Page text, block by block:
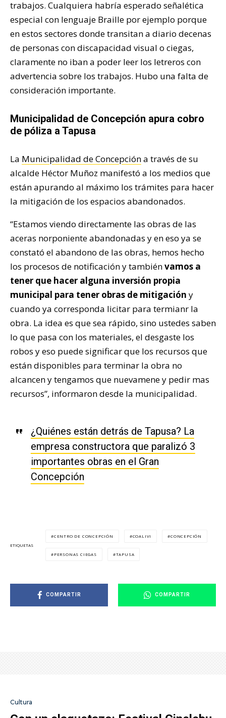
trabajos. Cualquiera habría esperado señalética
especial con lenguaje Braille por ejemplo porque
en estos sectores donde transitan a diario decenas
de personas con discapacidad visual o ciegas,
claramente no iban a poder leer los letreros con
advertencia sobre los trabajos. Hubo una falta de
consideración importante.
Municipalidad de Concepción apura cobro
de póliza a Tapusa
La Municipalidad de Concepcióna través de su
alcalde Héctor Muñoz manifestó a los medios que
están apurando al máximo los trámites para hacer
la mitigación de los espacios abandonados.
“Estamos viendo directamente las obras de las
aceras norponiente abandonadas y en eso ya se
constató el abandono de las obras, hemos hecho
los procesos de notificación y tambiénvamos a
tener que hacer alguna inversión propia
municipal para tener obras de mitigación y
cuando ya corresponda licitar para termianr la
obra. La idea es que sea rápido, sino ustedes saben
lo que pasa con los materiales, el desgaste los
robos y eso puede significar que los recursos que
están disponibles para terminar la obra no
alcancen y tengamos que nuevamene y pedir mas
recursos”, informaron desde la municipalidad.
¿Quiénes están detrás de Tapusa? La
empresa constructora que paralizó 3
importantes obras en el Gran
Concepción
ETIQUETAS
CENTRO DE CONCEPCIÓN COALIVI CONCEPCIÓN
PERSONAS CIEGAS TAPUSA
COMPARTIR COMPARTIR
Cultura